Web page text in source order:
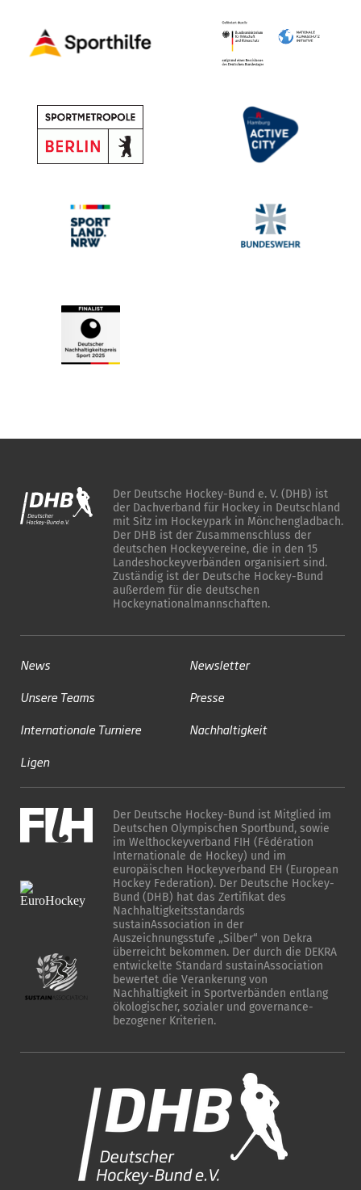
Der Deutsche Hockey-Bund e. V. (DHB) ist
der Dachverband für Hockey in Deutschland
mit Sitz im Hockeypark in Mönchengladbach.
Der DHB ist der Zusammenschluss der
deutschen Hockeyvereine, die in den 15
Landeshockeyverbänden organisiert sind.
Zuständig ist der Deutsche Hockey-Bund
außerdem für die deutschen
Hockeynationalmannschaften.
News
Unsere Teams
Internationale Turniere
Ligen
Newsletter
Presse
Nachhaltigkeit
Der Deutsche Hockey-Bund ist Mitglied im
Deutschen Olympischen Sportbund, sowie
im Welthockeyverband FIH (Fédération
Internationale de Hockey) und im
europäischen Hockeyverband EH (European
Hockey Federation). Der Deutsche Hockey-
Bund (DHB) hat das Zertifikat des
Nachhaltigkeitsstandards
sustainAssociation in der
Auszeichnungsstufe „Silber“ von Dekra
überreicht bekommen. Der durch die DEKRA
entwickelte Standard sustainAssociation
bewertet die Verankerung von
Nachhaltigkeit in Sportverbänden entlang
ökologischer, sozialer und governance-
bezogener Kriterien.